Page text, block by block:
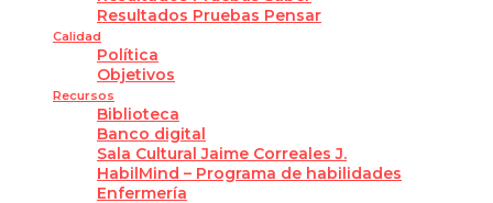
Resultados Pruebas Pensar
Calidad
Política
Objetivos
Recursos
Biblioteca
Banco digital
Sala Cultural Jaime Correales J.
HabilMind – Programa de habilidades
Enfermería